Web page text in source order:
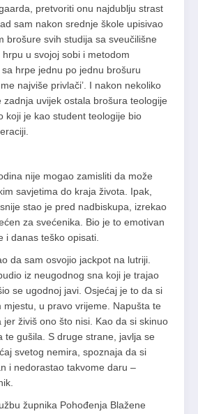
pretvoriti onu najdublju strast
sam nakon srednje škole upisivao
brošure svih studija sa sveučilišne
u svojoj sobi i metodom
hrpe jednu po jednu brošuru
najviše privlači’. I nakon nekoliko
zadnja uvijek ostala brošura teologije
koji je kao student teologije bio
nije mogao zamisliti da može
savjetima do kraja života. Ipak,
stao je pred nadbiskupa, izrekao
za svećenika. Bio je to emotivan
i danas teško opisati.
da sam osvojio jackpot na lutriji.
iz neugodnog sna koji je trajao
se ugodnoj javi. Osjećaj je to da si
mjestu, u pravo vrijeme. Napušta te
živiš ono što nisi. Kao da si skinuo
te gušila. S druge strane, javlja se
svetog nemira, spoznaja da si
i nedorastao takvome daru –
župnika Pohođenja Blažene